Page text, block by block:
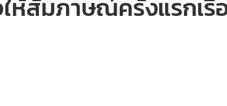
ห้สัมภาษณ์ครั้งแรกเรื่